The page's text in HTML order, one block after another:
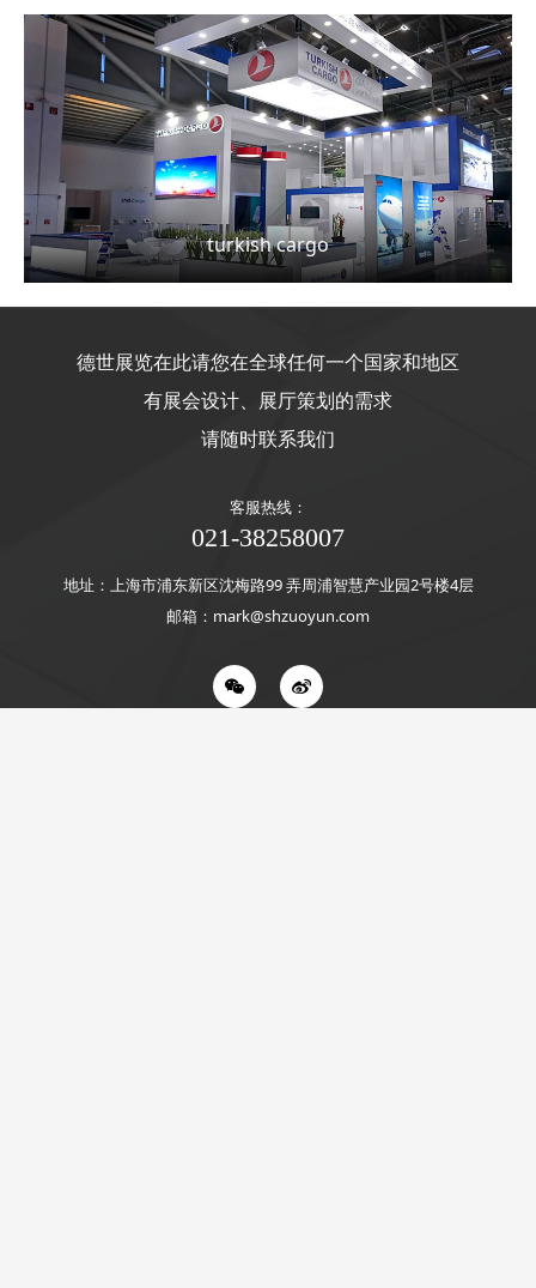
turkish cargo
德世展览在此请您在全球任何一个国家和地区
有展会设计、展厅策划的需求
请随时联系我们
客服热线：
021-38258007
地址：上海市浦东新区沈梅路99 弄周浦智慧产业园2号楼4层
邮箱：mark@shzuoyun.com